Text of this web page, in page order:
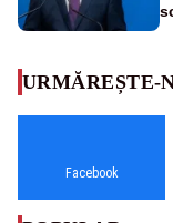
URMĂREȘTE-
Facebook